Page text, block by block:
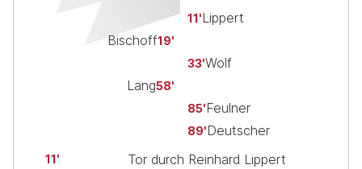
Lippert
11
Bischoff19
Wolf
33
Lang58
Feulner
85
Deutscher
89
11 Tor durch Reinhard Lippert